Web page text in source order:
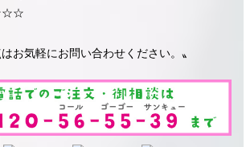
お気軽にお問い合わせください。〟